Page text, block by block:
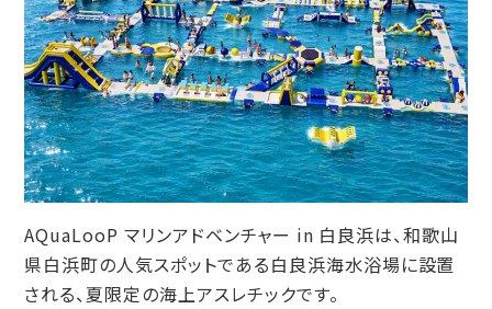
AQuaLooP マリンアドベンチャー in 白良浜は、和歌山
県白浜町の人気スポットである白良浜海水浴場に設置
される、夏限定の海上アスレチックです。